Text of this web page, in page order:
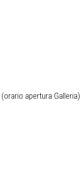
(orario apertura Galleria)